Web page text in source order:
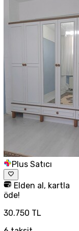
Plus Satıcı
Elden al, kartla
öde!
30.750 TL